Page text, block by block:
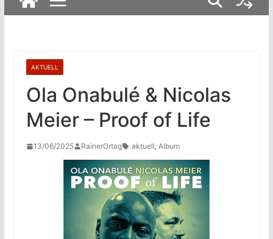
AKTUELL
Ola Onabulé & Nicolas
Meier – Proof of Life
13/06/2025 RainerOrtag aktuell, Album